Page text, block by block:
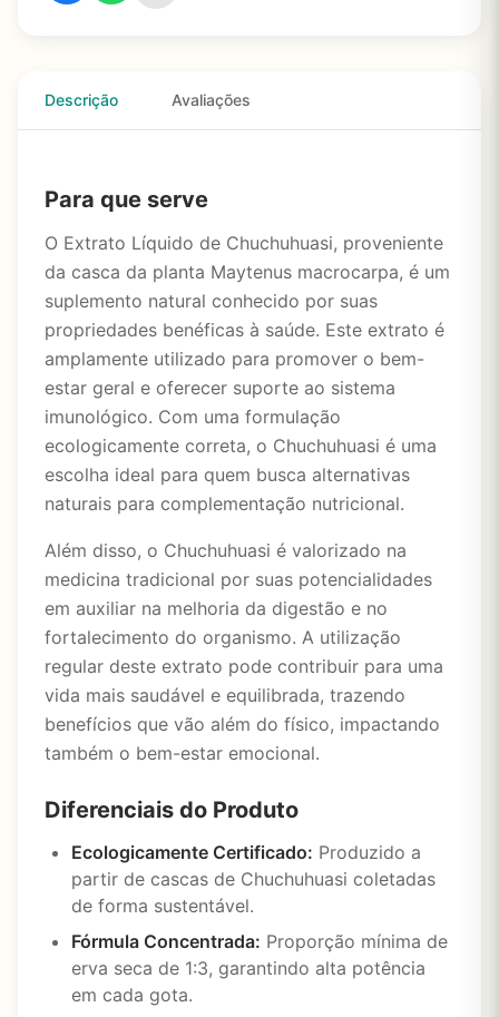
Descrição Avaliações
Para que serve
O Extrato Líquido de Chuchuhuasi, proveniente
da casca da planta Maytenus macrocarpa, é um
suplemento natural conhecido por suas
propriedades benéficas à saúde. Este extrato é
amplamente utilizado para promover o bem-
estar geral e oferecer suporte ao sistema
imunológico. Com uma formulação
ecologicamente correta, o Chuchuhuasi é uma
escolha ideal para quem busca alternativas
naturais para complementação nutricional.
Além disso, o Chuchuhuasi é valorizado na
medicina tradicional por suas potencialidades
em auxiliar na melhoria da digestão e no
fortalecimento do organismo. A utilização
regular deste extrato pode contribuir para uma
vida mais saudável e equilibrada, trazendo
benefícios que vão além do físico, impactando
também o bem-estar emocional.
Diferenciais do Produto
Ecologicamente Certificado: Produzido a
partir de cascas de Chuchuhuasi coletadas
de forma sustentável.
Fórmula Concentrada: Proporção mínima de
erva seca de 1:3, garantindo alta potência
em cada gota.